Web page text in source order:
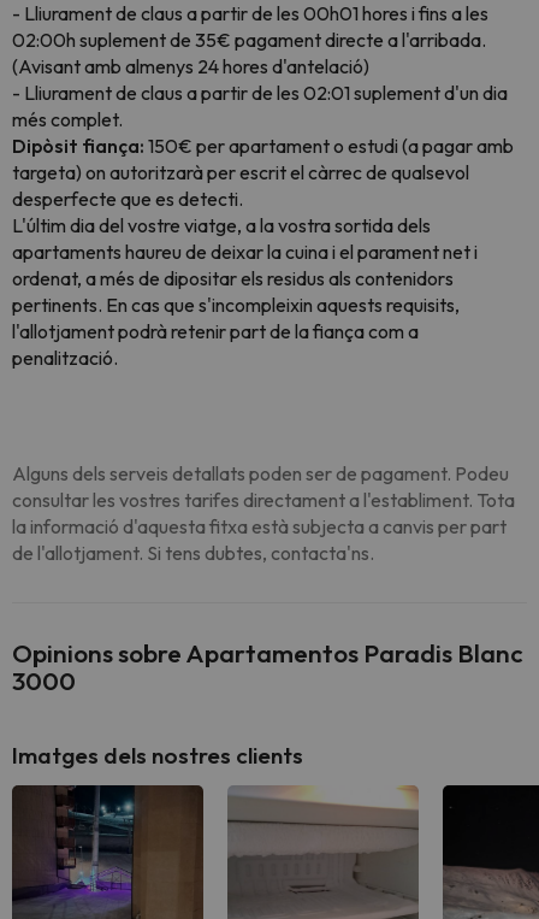
- Lliurament de claus a partir de les 00h01 hores i fins a les
02:00h suplement de 35€ pagament directe a l'arribada.
(Avisant amb almenys 24 hores d'antelació)
- Lliurament de claus a partir de les 02:01 suplement d'un dia
més complet.
Dipòsit fiança: 150€ per apartament o estudi (a pagar amb
targeta) on autoritzarà per escrit el càrrec de qualsevol
desperfecte que es detecti.
L'últim dia del vostre viatge, a la vostra sortida dels
apartaments haureu de deixar la cuina i el parament net i
ordenat, a més de dipositar els residus als contenidors
pertinents. En cas que s'incompleixin aquests requisits,
l'allotjament podrà retenir part de la fiança com a
penalització.
Alguns dels serveis detallats poden ser de pagament. Podeu
consultar les vostres tarifes directament a l'establiment. Tota
la informació d'aquesta fitxa està subjecta a canvis per part
de l'allotjament. Si tens dubtes, contacta'ns.
Opinions sobre Apartamentos Paradis Blanc
3000
Imatges dels nostres clients